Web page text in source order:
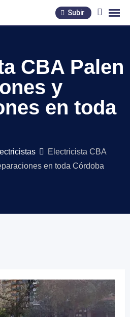
Subir
CBA Palen
y
en toda
Electricista CBA
en toda Córdoba